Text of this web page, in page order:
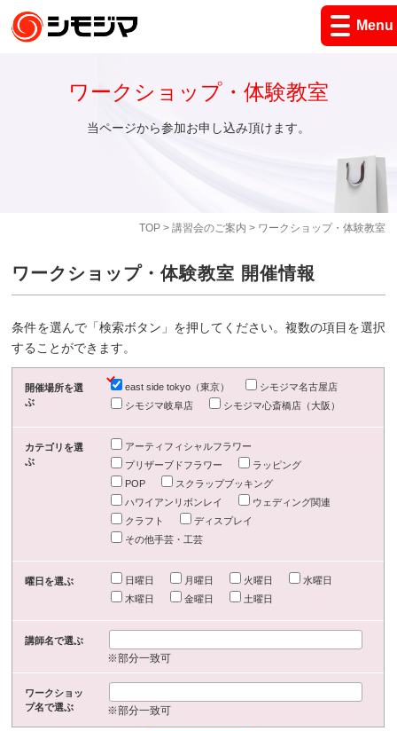
Menu
TOP> 講習会のご案内 > ワークショップ・体験教室
ワークショップ・体験教室
当ページから参加お申し込み頂けます。
ワークショップ・体験教室 開催情報
条件を選んで「検索ボタン」を押してください。複数の項目を選択
することができます。
開催場所を選
ぶ
east side tokyo（東京）
シモジマ名古屋店
シモジマ岐阜店
シモジマ心斎橋店（大阪）
カテゴリを選
ぶ
アーティフィシャルフラワー
プリザーブドフラワー
ラッピング
POP
スクラップブッキング
ハワイアンリボンレイ
ウェディング関連
クラフト
ディスプレイ
その他手芸・工芸
曜日を選ぶ 日曜日 月曜日 火曜日
水曜日
木曜日
金曜日 土曜日
講師名で選ぶ
※部分一致可
ワークショッ
プ名で選ぶ
※部分一致可